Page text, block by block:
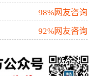
98%网友咨询
92%网友咨询